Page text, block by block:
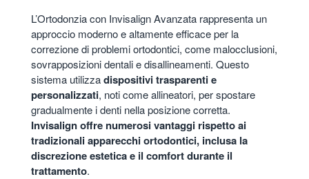
L’Ortodonzia con Invisalign Avanzata rappresenta un
approccio moderno e altamente efficace per la
correzione di problemi ortodontici, come malocclusioni,
sovrapposizioni dentali e disallineamenti. Questo
sistema utilizzadispositivi trasparenti e
personalizzati, noti come allineatori, per spostare
gradualmente i denti nella posizione corretta.
Invisalign offre numerosi vantaggi rispetto ai
tradizionali apparecchi ortodontici, inclusa la
discrezione estetica e il comfort durante il
trattamento.